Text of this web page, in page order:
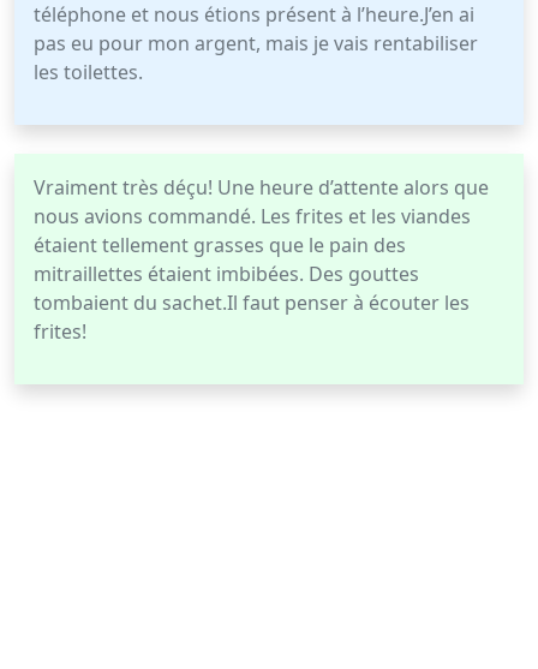
téléphone et nous étions présent à l’heure.J’en ai
pas eu pour mon argent, mais je vais rentabiliser
les toilettes.
Vraiment très déçu! Une heure d’attente alors que
nous avions commandé. Les frites et les viandes
étaient tellement grasses que le pain des
mitraillettes étaient imbibées. Des gouttes
tombaient du sachet.Il faut penser à écouter les
frites!